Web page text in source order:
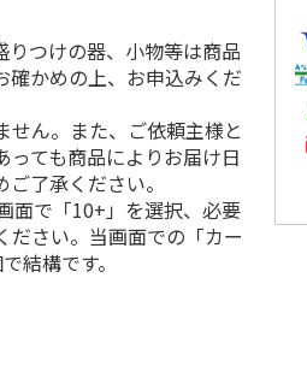
つけの器、小物等は商品
確かめの上、お申込みくだ
ん。また、ご依頼主様と
ても商品によりお届け日
了承ください。
面で「10+」を選択、必要
ださい。当画面での「カー
結構です。